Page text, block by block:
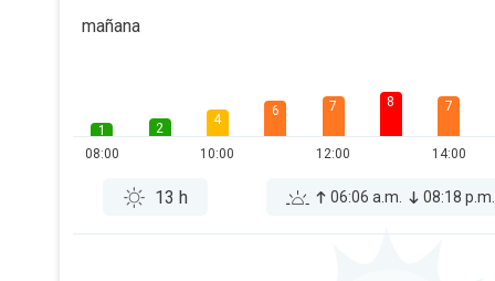
mañana
1
08:00
2
4
10:00
6 7
12:00
8 7
14:00
13 h 06:06 a.m. 08:18 p.m.